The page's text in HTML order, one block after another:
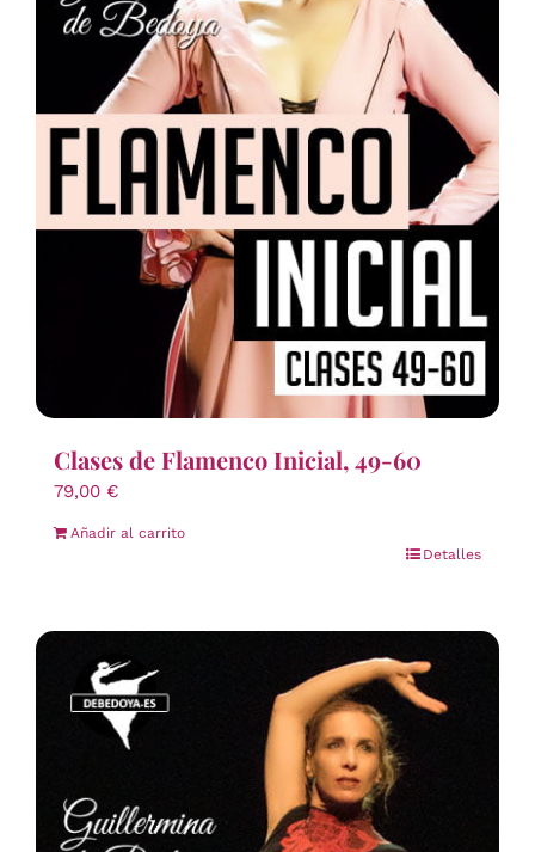
Clases de Flamenco Inicial, 49-60
79,00 €
Añadir al carrito
Detalles